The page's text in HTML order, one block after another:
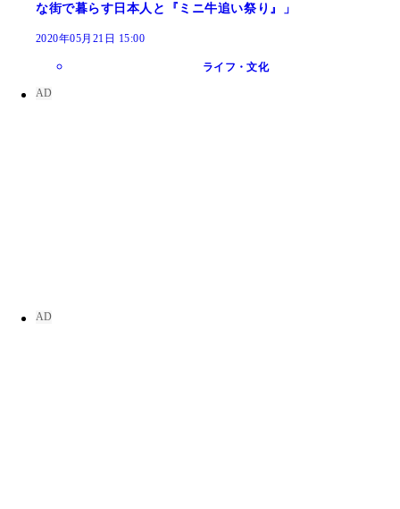
な街で暮らす日本人と『ミニ牛追い祭り』」
2020年05月21日 15:00
ライフ・文化